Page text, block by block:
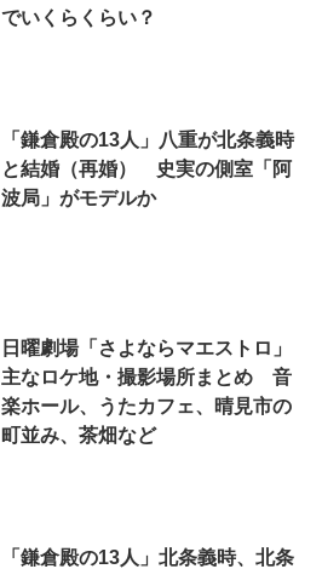
でいくらくらい？
「鎌倉殿の13人」八重が北条義時
と結婚（再婚） 史実の側室「阿
波局」がモデルか
日曜劇場「さよならマエストロ」
主なロケ地・撮影場所まとめ 音
楽ホール、うたカフェ、晴見市の
町並み、茶畑など
「鎌倉殿の13人」北条義時、北条